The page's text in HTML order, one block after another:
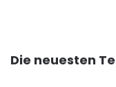
Die neuesten